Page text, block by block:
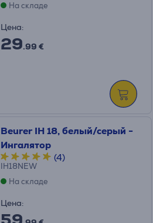
На складе
Цена:
29.99 €
Beurer IH 18, белый/серый -
Ингалятор
(4)
IH18NEW
На складе
Цена: